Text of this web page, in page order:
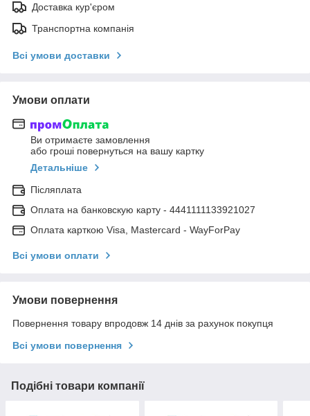
Доставка кур'єром
Транспортна компанія
Всі умови доставки
Умови оплати
Ви отримаєте замовлення
або гроші повернуться на вашу картку
Детальніше
Післяплата
Оплата на банковскую карту - 4441111133921027
Оплата карткою Visa, Mastercard - WayForPay
Всі умови оплати
Умови повернення
Повернення товару впродовж 14 днів за рахунок покупця
Всі умови повернення
Подібні товари компанії